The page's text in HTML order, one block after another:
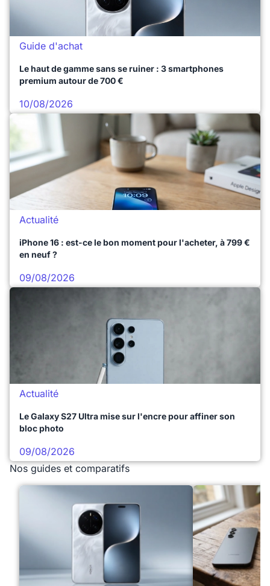
Guide d'achat
Le haut de gamme sans se ruiner : 3 smartphones
premium autour de 700 €
10/08/2026
Actualité
iPhone 16 : est-ce le bon moment pour l'acheter, à 799 €
en neuf ?
09/08/2026
Actualité
Le Galaxy S27 Ultra mise sur l'encre pour affiner son
bloc photo
09/08/2026
Nos guides et comparatifs